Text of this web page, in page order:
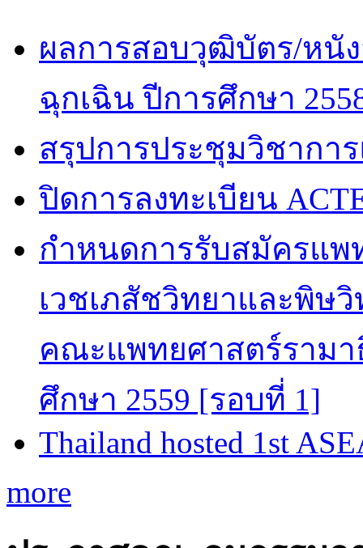
ผลการสอบวุฒิบัตร/หนั
ฉุกเฉิน ปีการศึกษา
สรุปการประชุมวิชากา
ปิดการลงทะเบียน
กำหนดการรับสมัครแพ
เวชเภสัชวิทยาและพิษวิ
คณะแพทยศาสตร์รามา
ศึกษา 2559 [รอบที่ 1]
Thailand hosted 1st
more